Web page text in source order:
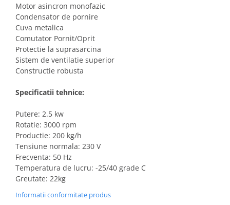
Scule pentru construcții
Betoniere
Ciocane rotopercutoare
Plase gard
Plasa sarma galvanizata zincata
Sarma moale neagra pentru fierari
ghimpata
Plase din polietilena
Plase umbrire
Plase anti insecte
Plase anti pasari
Plase anti buruieni
Plase pentru castraveti
Mobilier PVC
Motor asincron monofazic
Condensator de pornire
Cuva metalica
Comutator Pornit/Oprit
Protectie la suprasarcina
Sistem de ventilatie superior
Constructie robusta
Specificatii tehnice:
Putere: 2.5 kw
Rotatie: 3000 rpm
Productie: 200 kg/h
Tensiune normala: 230 V
Frecventa: 50 Hz
Temperatura de lucru: -25/40 grade C
Greutate: 22kg
Informatii conformitate produs